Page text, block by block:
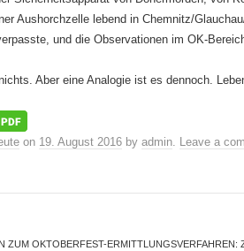
Aushorchzelle lebend in Chemnitz/
und die Observationen im OK-
Aber eine Analogie ist es dennoch.
on 19. August 2016 by admin. Leave a
ZUM OKTOBERFEST-ERMITTLUNGSVERFAHREN: